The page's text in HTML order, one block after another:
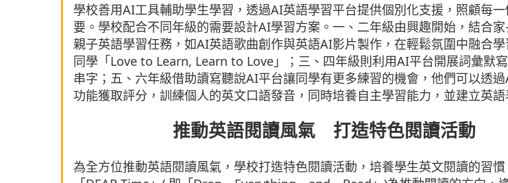
學校善用AI工具輔助學生學習，透過AI英語學習平台提供個別化支援，照顧每
要。學校配合不同年級的需要設計AI學習方案。一、二年級由興趣開始，結合
親子英語學習任務，如AI英語歌曲創作與英語AI影片製作，在輕鬆氛圍中融合
同學「Love to Learn, Learn to Love」；三、四年級則利用AI平台開展詞彙默
串字；五、六年級借助讀寫聽說AI平台讓同學有更多練習的機會，他們可以透
功能獲取評分，訓練個人的英文口語發音，同時培養自主學習能力，並建立英語
推動英語閱讀風氣 打造特色閱讀活動
為全方位推動英語閱讀風氣，學校打造特色閱讀活動，培養學生英文閱讀的習